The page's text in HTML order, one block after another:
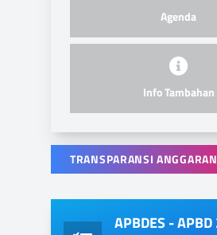
Agenda
Info Tambahan
TRANSPARANSI ANGGARAN
APBDES -